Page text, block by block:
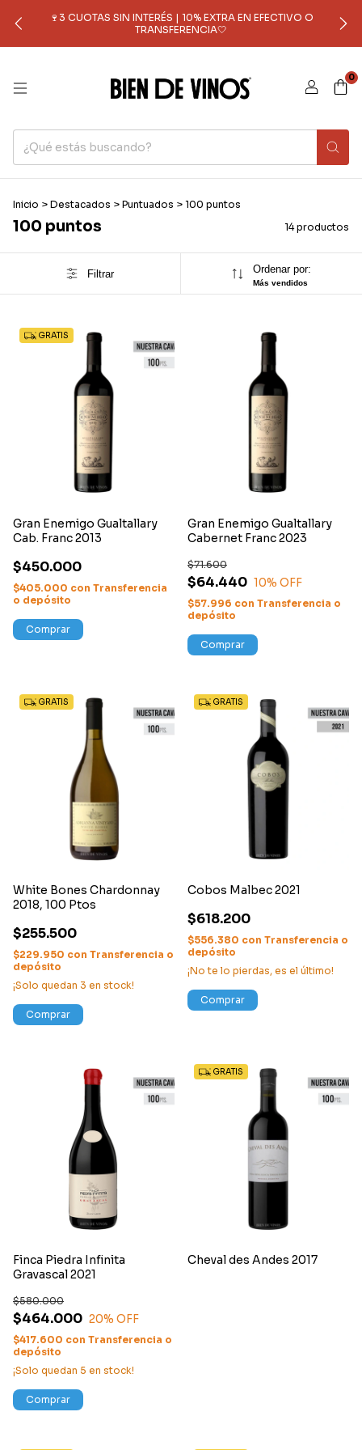
🍷3 CUOTAS SIN INTERÉS | 10% EXTRA EN EFECTIVO O
TRANSFERENCIA🤍
0
Inicio > Destacados > Puntuados > 100 puntos
100 puntos 14 productos
Filtrar Ordenar por:
Más vendidos
GRATIS
Gran Enemigo Gualtallary
Cab. Franc 2013
$450.000
$405.000 con Transferencia
o depósito
Comprar
Gran Enemigo Gualtallary
Cabernet Franc 2023
$64.440
$71.600
10% OFF
$57.996 con Transferencia o
depósito
Comprar
GRATIS
White Bones Chardonnay
2018, 100 Ptos
$255.500
$229.950 con Transferencia o
depósito
¡Solo quedan 3 en stock!
Comprar
GRATIS
Cobos Malbec 2021
$618.200
$556.380 con Transferencia o
depósito
¡No te lo pierdas, es el último!
Comprar
Finca Piedra Infinita
Gravascal 2021
$464.000
$580.000
20% OFF
$417.600 con Transferencia o
depósito
¡Solo quedan 5 en stock!
Comprar
GRATIS
Cheval des Andes 2017